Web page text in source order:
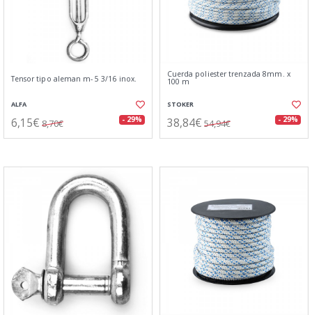
Tensor tipo aleman m- 5 3/16 inox.
ALFA
6,15€ 8,70€ - 29%
Cuerda poliester trenzada 8mm. x
100 m
STOKER
38,84€ 54,94€ - 29%